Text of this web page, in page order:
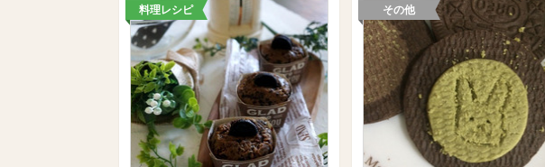
料理レシピ その他